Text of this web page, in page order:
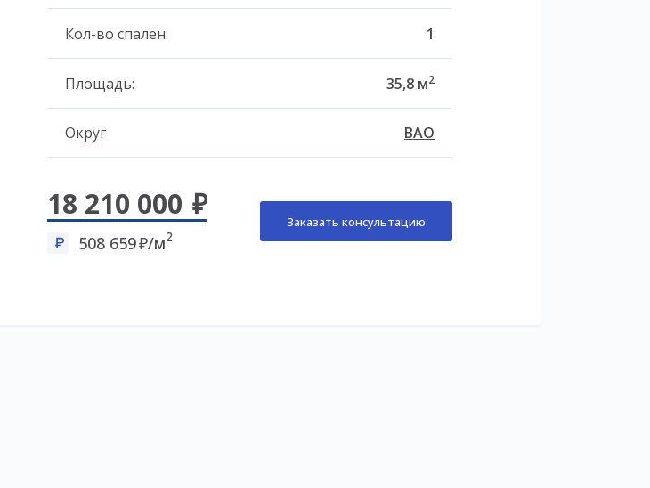
Кол-во спален: 1
Площадь: 35,8 м2
Округ ВАО
18 210 000
508 659 /м2
Заказать консультацию